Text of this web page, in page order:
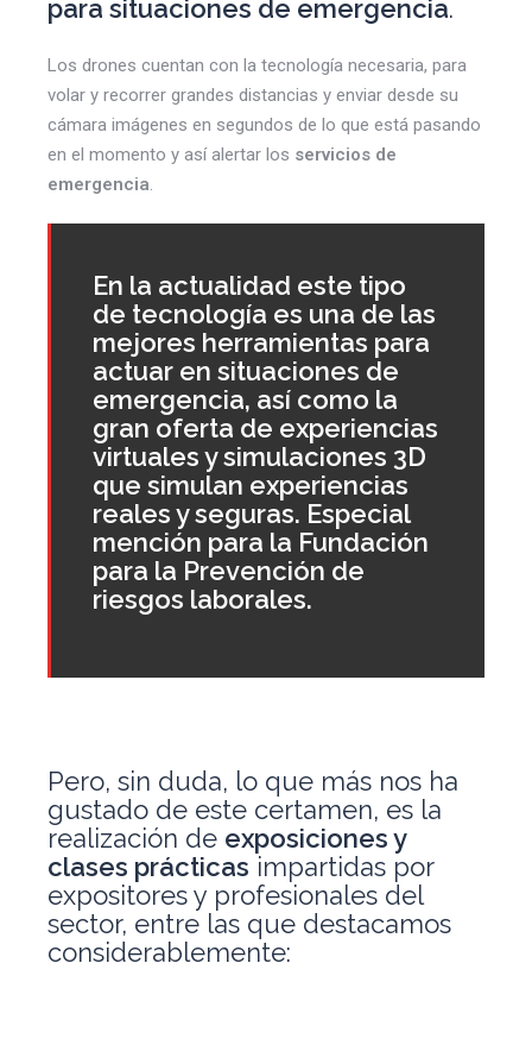
para situaciones de emergencia.
Los drones cuentan con la tecnología necesaria, para
volar y recorrer grandes distancias y enviar desde su
cámara imágenes en segundos de lo que está pasando
en el momento y así alertar los servicios de
emergencia.
En la actualidad este tipo
de tecnología es una de las
mejores herramientas para
actuar en situaciones de
emergencia, así como la
gran oferta de experiencias
virtuales y simulaciones 3D
que simulan experiencias
reales y seguras. Especial
mención para la Fundación
para la Prevención de
riesgos laborales.
Pero, sin duda, lo que más nos ha
gustado de este certamen, es la
realización de exposiciones y
clases prácticas impartidas por
expositores y profesionales del
sector, entre las que destacamos
considerablemente: